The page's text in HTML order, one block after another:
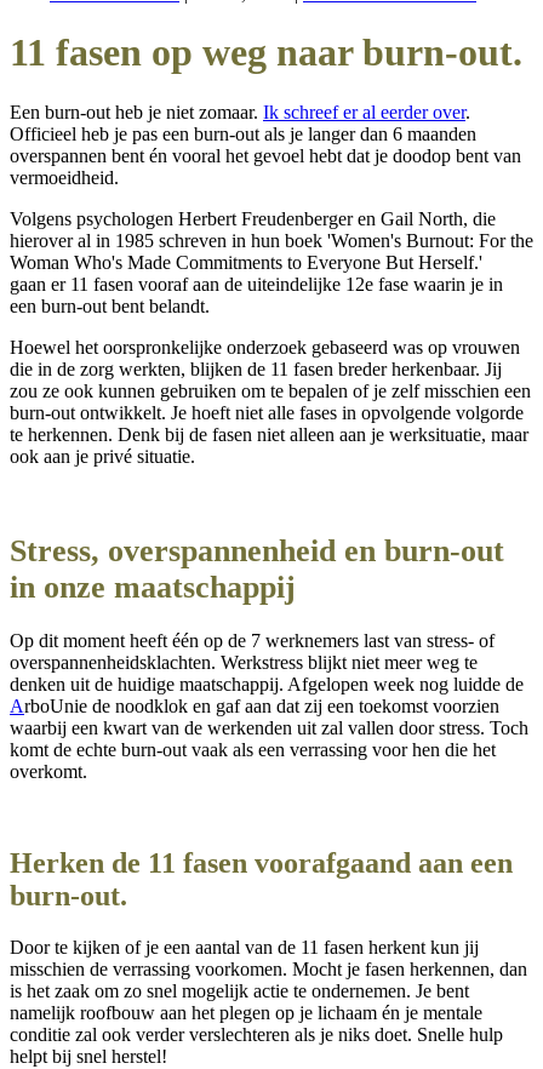
11 fasen op weg naar burn-out.
Een burn-out heb je niet zomaar. Ik schreef er al eerder over.
Officieel heb je pas een burn-out als je langer dan 6 maanden
overspannen bent én vooral het gevoel hebt dat je doodop bent van
vermoeidheid.
Volgens psychologen Herbert Freudenberger en Gail North, die
hierover al in 1985 schreven in hun boek 'Women's Burnout: For the
Woman Who's Made Commitments to Everyone But Herself.'
gaan er 11 fasen vooraf aan de uiteindelijke 12e fase waarin je in
een burn-out bent belandt.
Hoewel het oorspronkelijke onderzoek gebaseerd was op vrouwen
die in de zorg werkten, blijken de 11 fasen breder herkenbaar. Jij
zou ze ook kunnen gebruiken om te bepalen of je zelf misschien een
burn-out ontwikkelt. Je hoeft niet alle fases in opvolgende volgorde
te herkennen. Denk bij de fasen niet alleen aan je werksituatie, maar
ook aan je privé situatie.
Stress, overspannenheid en burn-out
in onze maatschappij
Op dit moment heeft één op de 7 werknemers last van stress- of
overspannenheidsklachten. Werkstress blijkt niet meer weg te
denken uit de huidige maatschappij. Afgelopen week nog luidde de
ArboUnie de noodklok en gaf aan dat zij een toekomst voorzien
waarbij een kwart van de werkenden uit zal vallen door stress. Toch
komt de echte burn-out vaak als een verrassing voor hen die het
overkomt.
Herken de 11 fasen voorafgaand aan een
burn-out.
Door te kijken of je een aantal van de 11 fasen herkent kun jij
misschien de verrassing voorkomen. Mocht je fasen herkennen, dan
is het zaak om zo snel mogelijk actie te ondernemen. Je bent
namelijk roofbouw aan het plegen op je lichaam én je mentale
conditie zal ook verder verslechteren als je niks doet. Snelle hulp
helpt bij snel herstel!